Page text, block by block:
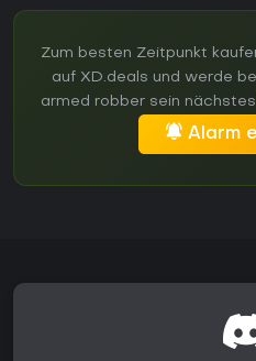
Zum besten Zeitpunkt
auf XD.deals und werde
armed robber sein
Alarm